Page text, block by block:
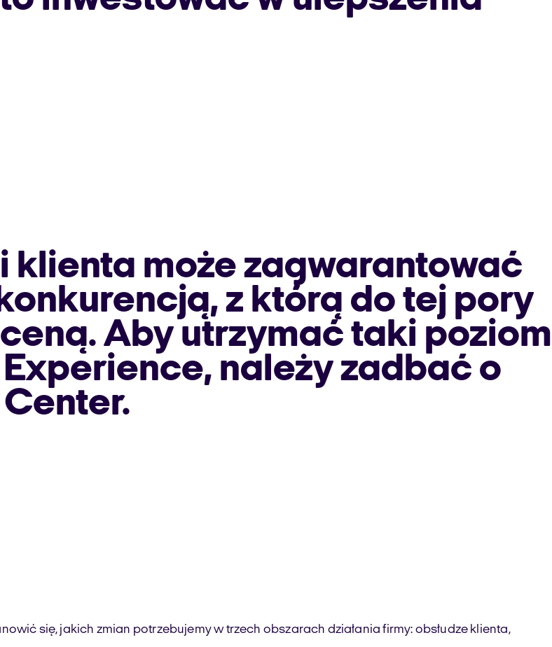
klienta może zagwarantować
z którą do tej pory
Aby utrzymać taki poziom
należy zadbać o
się, jakich zmian potrzebujemy w trzech obszarach działania firmy: obsłudze klienta,